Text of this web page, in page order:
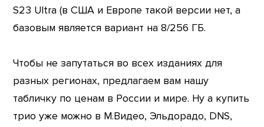
S23 Ultra (в США и Европе такой версии нет, а
базовым является вариант на 8/256 ГБ.
Чтобы не запутаться во всех изданиях для
разных регионах, предлагаем вам нашу
табличку по ценам в России и мире. Ну а купить
трио уже можно в М.Видео, Эльдорадо, DNS,